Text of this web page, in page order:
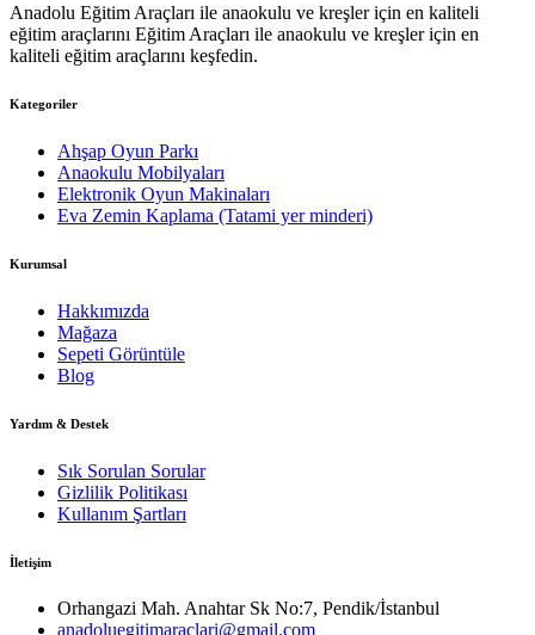
Anadolu Eğitim Araçları ile anaokulu ve kreşler için en kaliteli
eğitim araçlarını Eğitim Araçları ile anaokulu ve kreşler için en
kaliteli eğitim araçlarını keşfedin.
Kategoriler
Ahşap Oyun Parkı
Anaokulu Mobilyaları
Elektronik Oyun Makinaları
Eva Zemin Kaplama (Tatami yer minderi)
Kurumsal
Hakkımızda
Mağaza
Sepeti Görüntüle
Blog
Yardım & Destek
Sık Sorulan Sorular
Gizlilik Politikası
Kullanım Şartları
İletişim
Orhangazi Mah. Anahtar Sk No:7, Pendik/İstanbul
anadoluegitimaraclari@gmail.com